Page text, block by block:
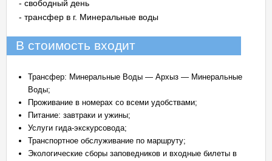
- свободный день
- трансфер в г. Минеральные воды
В стоимость входит
Трансфер: Минеральные Воды — Архыз — Минеральные
Воды;
Проживание в номерах со всеми удобствами;
Питание: завтраки и ужины;
Услуги гида-экскурсовода;
Транспортное обслуживание по маршруту;
Экологические сборы заповедников и входные билеты в